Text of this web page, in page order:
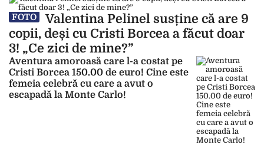
FOTO
Valentina Pelinel susține că are 9
copii, deși cu Cristi Borcea a făcut doar
3! „Ce zici de mine?”
Aventura amoroasă care l-a costat pe
Cristi Borcea 150.00 de euro! Cine este
femeia celebră cu care a avut o
escapadă la Monte Carlo!